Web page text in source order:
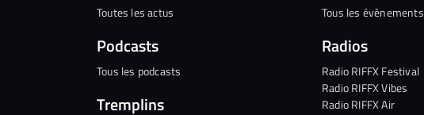
Toutes les actus
Podcasts
Tous les podcasts
Tremplins
Tous les évènements
Radios
Radio RIFFX Festival
Radio RIFFX Vibes
Radio RIFFX Air